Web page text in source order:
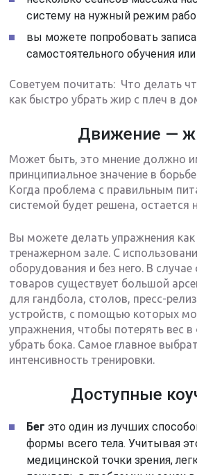
систему на нужный режим
вы можете попробовать
самостоятельного обучения
Советуем почитать: Что делать
как быстро убрать жир с плеч в
Движение —
Может быть, это мнение должно
принципиальное значение в
Когда проблема с правильным
системой будет решена, остается
Вы можете делать упражнения
тренажерном зале. С
оборудования и без него. В
товаров существует большой
для гандбола, столов, пресс-
устройств, с помощью которых
упражнения, чтобы потерять вес
убрать бока. Самое главное
интенсивность тренировки.
Доступные
Бег это один из лучших
формы всего тела. Учитывая
медицинской точки зрения,